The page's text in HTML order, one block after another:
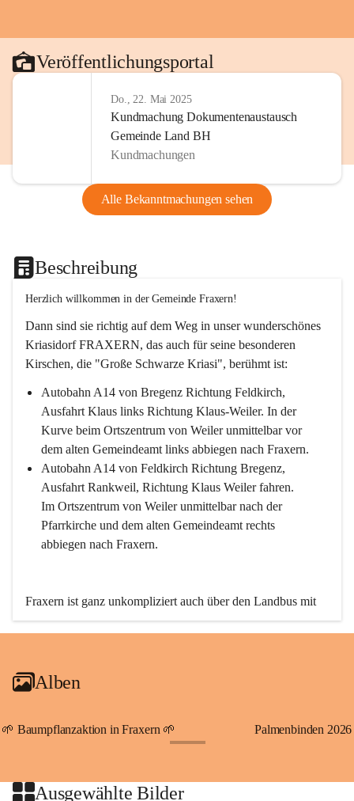
Veröffentlichungsportal
Do., 22. Mai 2025
Kundmachung Dokumentenaustausch
Gemeinde Land BH
Kundmachungen
Alle Bekanntmachungen sehen
Beschreibung
Herzlich willkommen in der Gemeinde Fraxern!
Dann sind sie richtig auf dem Weg in unser wunderschönes
Kriasidorf FRAXERN, das auch für seine besonderen
Kirschen, die "Große Schwarze Kriasi", berühmt ist:
Autobahn A14 von Bregenz Richtung Feldkirch,
Ausfahrt Klaus links Richtung Klaus-Weiler. In der
Kurve beim Ortszentrum von Weiler unmittelbar vor
dem alten Gemeindeamt links abbiegen nach Fraxern.
Autobahn A14 von Feldkirch Richtung Bregenz,
Ausfahrt Rankweil, Richtung Klaus Weiler fahren.
Im Ortszentrum von Weiler unmittelbar nach der
Pfarrkirche und dem alten Gemeindeamt rechts
abbiegen nach Fraxern.
Fraxern ist ganz unkompliziert auch über den Landbus mit
den öffentlichen Verkehrsmitteln zu erreichen. Die Linie
An Samstagen, Sonn- und Feiertagen können Sie bequem
persönlichen Linienbus zur gewünschten Zeit zu Ihrer
Haltestelle bestellen. Sowohl von Weiler kommend nach
beide Fahrten Weiler-Fraxern-Weiler.
Alben
🌱 Baumpflanzaktion in Fraxern 🌱 Palmenbinden 2026
Ausgewählte Bilder